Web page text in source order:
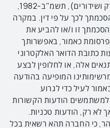
בחוק התקשורת (בזק ושידורים), תשמ"ב-1982,
לכך על פי דין. במקרה
זו ו/או להביע את
כאמור, באפשרותך
כתובת הדואר האלקטרוני
אלה, או לחלופין לבצע
המופיעה בהודעה
לעיל כדי לגרוע
הודעות הקשורות
לא רק, הודעות טכניות.
כי החברה תהא רשאית בכל